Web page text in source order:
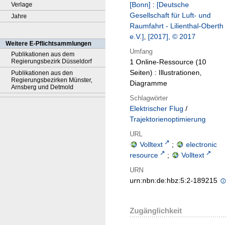
Verlage
Jahre
Weitere E-Pflichtsammlungen
Publikationen aus dem
Regierungsbezirk Düsseldorf
Publikationen aus den
Regierungsbezirken Münster,
Arnsberg und Detmold
[Bonn] : [Deutsche
Gesellschaft für Luft- und
Raumfahrt - Lilienthal-Oberth
e.V.], [2017], © 2017
Umfang
1 Online-Ressource (10
Seiten) : Illustrationen,
Diagramme
Schlagwörter
Elektrischer Flug /
Trajektorienoptimierung
URL
Volltext ;
electronic
resource
; Volltext
URN
urn:nbn:de:hbz:5:2-189215
Zugänglichkeit